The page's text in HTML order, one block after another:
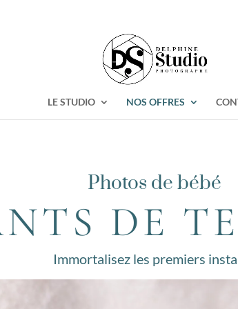
LE STUDIO NOS OFFRES
Photos de bébé
DE
Immortalisez les premiers